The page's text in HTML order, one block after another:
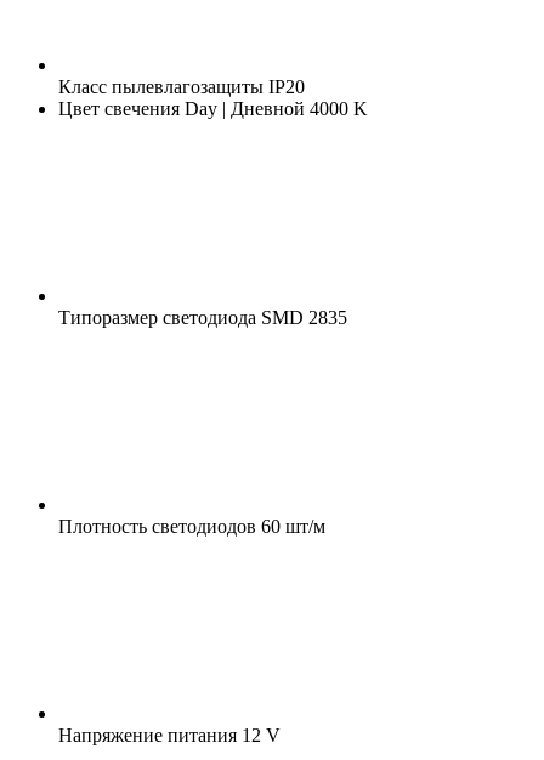
Класс пылевлагозащиты IP20
Цвет свечения Day | Дневной 4000 K
Типоразмер светодиода SMD 2835
Плотность светодиодов 60 шт/м
Напряжение питания 12 V